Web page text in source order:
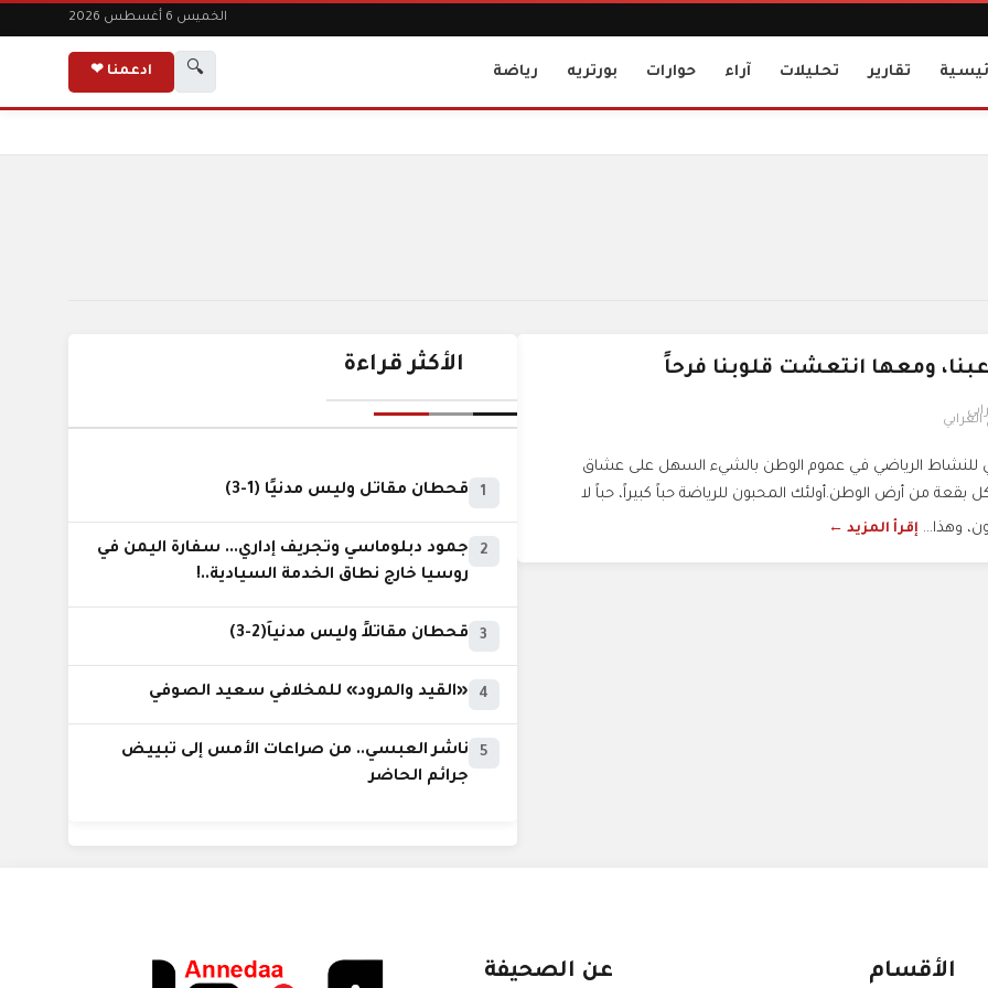
الخميس 6 أغسطس 2026
تقارير تحليلات آراء حوارات بورتريه رياضة 🔍 ادعمنا ❤
ومعها انتعشت قلوبنا فرحاً
للنشاط الرياضي في عموم الوطن بالشيء السهل على عشاق
بقعة من أرض الوطن.أولئك المحبون للرياضة حباً كبيراً، حباً لا
وهذا... إقرأ المزيد ←
الأكثر قراءة
1 قحطان مقاتل وليس مدنيًا (1-3)
2
جمود دبلوماسي وتجريف إداري... سفارة اليمن في
روسيا خارج نطاق الخدمة السيادية..!
3 قحطان مقاتلاً وليس مدنياً(2-3)
4 «القيد والمرود» للمخلافي سعيد الصوفي
5
ناشر العبسي.. من صراعات الأمس إلى تبييض
جرائم الحاضر
الأقسام عن الصحيفة